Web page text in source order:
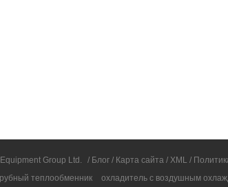
Group Ltd. / Блог / Карта сайта / XML /
теплообменник охладитель с воздушным